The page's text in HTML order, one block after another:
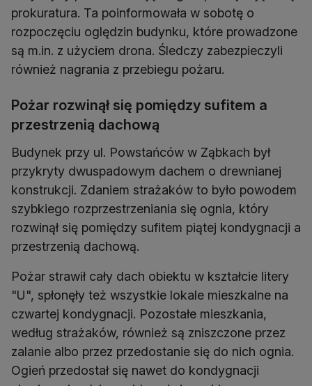
prokuratura. Ta poinformowała w sobotę o
rozpoczęciu oględzin budynku, które prowadzone
są m.in. z użyciem drona. Śledczy zabezpieczyli
również nagrania z przebiegu pożaru.
Pożar rozwinął się pomiędzy sufitem a
przestrzenią dachową
Budynek przy ul. Powstańców w Ząbkach był
przykryty dwuspadowym dachem o drewnianej
konstrukcji. Zdaniem strażaków to było powodem
szybkiego rozprzestrzeniania się ognia, który
rozwinął się pomiędzy sufitem piątej kondygnacji a
przestrzenią dachową.
Pożar strawił cały dach obiektu w kształcie litery
"U", spłonęły też wszystkie lokale mieszkalne na
czwartej kondygnacji. Pozostałe mieszkania,
według strażaków, również są zniszczone przez
zalanie albo przez przedostanie się do nich ognia.
Ogień przedostał się nawet do kondygnacji